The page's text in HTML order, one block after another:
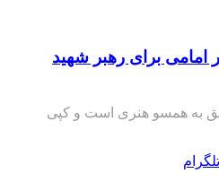
برای رهبر شهید
به همسو هنری است و کپی
تلگرام